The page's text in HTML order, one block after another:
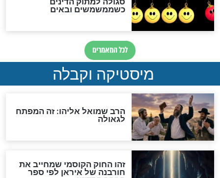
האם אפשר לחשב את הקץ?
מה יהיה בימות המשיח?
"לפני הגאולה תהיה אפיקורסות